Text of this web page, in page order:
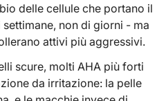
delle cellule che portano il
non di giorni - ma
attivi più aggressivi.
scure, molti AHA più forti
da irritazione: la pelle